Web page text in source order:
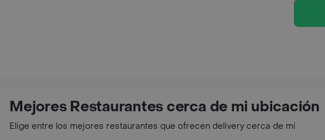
Mejores Restaurantes cerca de mi ubicación
Elige entre los mejores restaurantes que ofrecen delivery cerca de mí